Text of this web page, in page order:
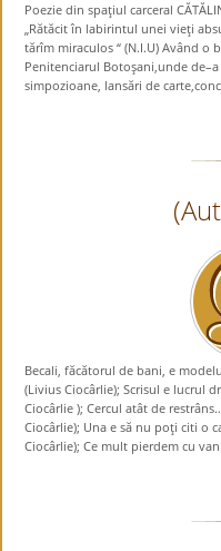
Poezie din spaţiul carceral
„Rătăcit în labirintul unei vieţi
tărîm miraculos “ (N.I.U) Având o
Penitenciarul Botoşani,unde
simpozioane, lansări de
Becali, făcătorul de bani, e
(Livius Ciocârlie); Scrisul e lucrul
Ciocârlie ); Cercul atât de
Ciocârlie); Una e să nu poţi citi o
Ciocârlie); Ce mult pierdem cu